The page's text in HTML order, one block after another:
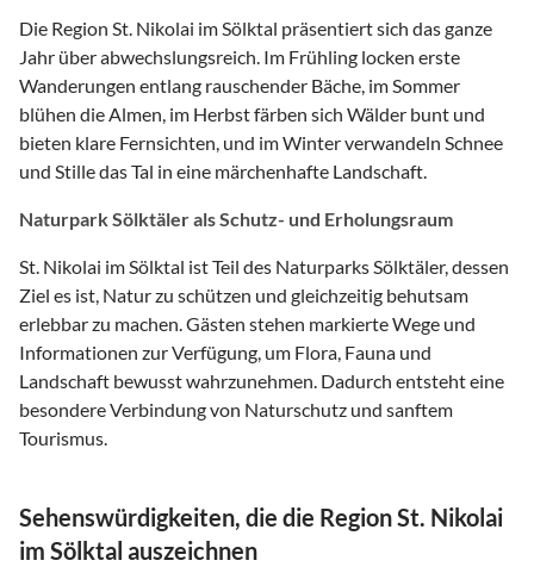
Die Region St. Nikolai im Sölktal präsentiert sich das ganze
Jahr über abwechslungsreich. Im Frühling locken erste
Wanderungen entlang rauschender Bäche, im Sommer
blühen die Almen, im Herbst färben sich Wälder bunt und
bieten klare Fernsichten, und im Winter verwandeln Schnee
und Stille das Tal in eine märchenhafte Landschaft.
Naturpark Sölktäler als Schutz- und Erholungsraum
St. Nikolai im Sölktal ist Teil des Naturparks Sölktäler, dessen
Ziel es ist, Natur zu schützen und gleichzeitig behutsam
erlebbar zu machen. Gästen stehen markierte Wege und
Informationen zur Verfügung, um Flora, Fauna und
Landschaft bewusst wahrzunehmen. Dadurch entsteht eine
besondere Verbindung von Naturschutz und sanftem
Tourismus.
Sehenswürdigkeiten, die die Region St. Nikolai
im Sölktal auszeichnen